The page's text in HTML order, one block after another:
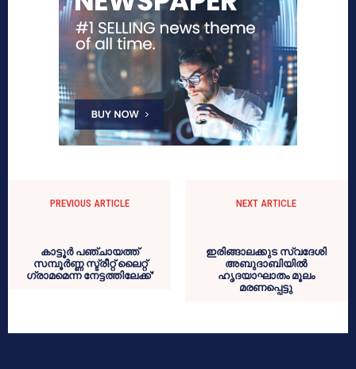
PREVIOUS ARTICLE
കാട്ടൂര്‍ പഞ്ചായത്ത്
സമ്പൂര്‍ണ്ണ സ്ട്രീറ്റ് ലൈറ്റ്
ഗ്രാമമെന്ന നേട്ടത്തിലേക്ക്’
NEXT ARTICLE
ഇരിങ്ങാലക്കുട സ്വദേശി
അബുദാബിയില്‍
ഹൃദയാഘാതം മൂലം
മരണപ്പെട്ടു